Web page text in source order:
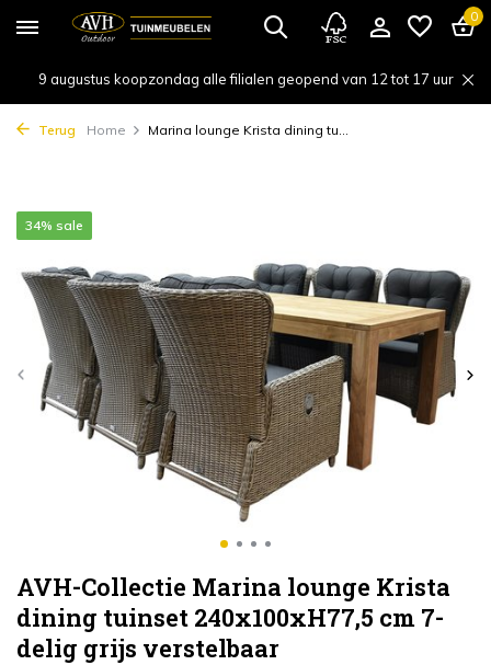
0
9 augustus koopzondag alle filialen geopend van 12 tot 17 uur
Terug Home Marina lounge Krista dining tu...
AVH-Collectie Marina lounge Krista
dining tuinset 240x100xH77,5 cm 7-
delig grijs verstelbaar
34% sale